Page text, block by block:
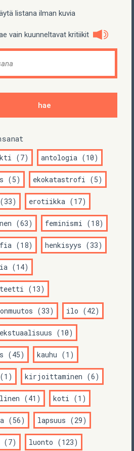
listana ilman kuvia
vain kuunneltavat kritiikit
(7) antologia (10)
(5) ekokatastrofi (5)
erotiikka (17)
(63) feminismi (18)
(18) henkisyys (33)
(14)
(13)
(33) ilo (42)
(10)
(45) kauhu (1)
kirjoittaminen (6)
(41) koti (1)
(56) lapsuus (29)
(7) luonto (123)